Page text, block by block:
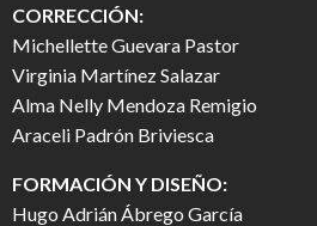
CORRECCIÓN:
Michellette Guevara Pastor
Virginia Martínez Salazar
Alma Nelly Mendoza Remigio
Araceli Padrón Briviesca
FORMACIÓN Y DISEÑO:
Hugo Adrián Ábrego García